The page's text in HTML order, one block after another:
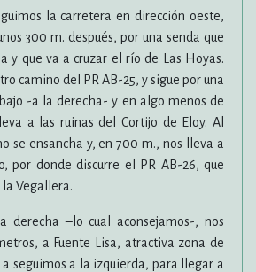
la carretera en dirección oeste,
300 m. después, por una senda que
y que va a cruzar el río de Las Hoyas.
camino del PR AB-25, y sigue por una
-a la derecha- y en algo menos de
a las ruinas del Cortijo de Eloy. Al
se ensancha y, en 700 m., nos lleva a
por donde discurre el PR AB-26, que
Vegallera.
derecha –lo cual aconsejamos-, nos
a Fuente Lisa, atractiva zona de
seguimos a la izquierda, para llegar a